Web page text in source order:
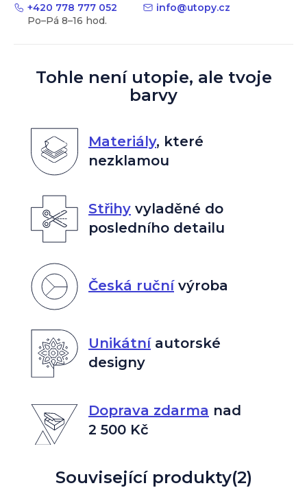
+420 778 777 052 info@utopy.cz
Tohle není utopie, ale tvoje
barvy
Materiály, které
nezklamou
Střihyvyladěné do
posledního detailu
Česká ručnívýroba
Unikátníautorské
designy
Doprava zdarma nad
2 500 Kč
Související produkty(2)